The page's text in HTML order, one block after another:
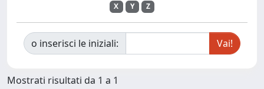
X
Y Z
o inserisci le iniziali:
Mostrati risultati da 1 a 1